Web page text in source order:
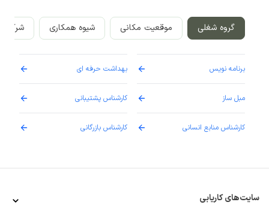
گروه شغلی موقعیت مکانی شیوه همکاری
برنامه نویس
مبل ساز
کارشناس منابع انسانی
بهداشت حرفه ای
کارشناس پشتیبانی
کارشناس بازرگانی
سایت‌های کاریابی